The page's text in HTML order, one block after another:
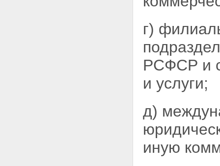
г)
РСФСР и
и услуги;
д)
иную